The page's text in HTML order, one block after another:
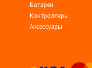
Батареи
Контроллеры
Аксессуары